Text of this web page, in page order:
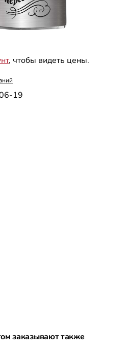
, чтобы видеть цены.
19
продуктов
заказывают также